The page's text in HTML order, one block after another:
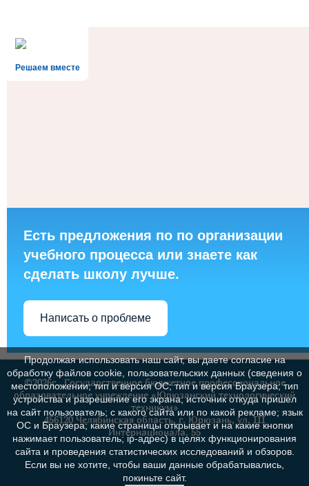
Решаем вместе
Есть предложения по по организации
учебного процесса или знаете как
сделать школу лучше.
Написать о проблеме
©2026г., Государственное бюджетное профессиональное
образовательное учреждение «Юрюзанский технологический
техникум»
456120 Челябинская область, г. Юрюзань, ул. III
Интернационала, 55
Продолжая использовать наш сайт, вы даете согласие на
обработку файлов cookie, пользовательских данных (сведения о
местоположении; тип и версия ОС; тип и версия Браузера; тип
устройства и разрешение его экрана; источник откуда пришел
на сайт пользователь; с какого сайта или по какой рекламе; язык
ОС и Браузера; какие страницы открывает и на какие кнопки
нажимает пользователь; ip-адрес) в целях функционирования
сайта и проведения статистических исследований и обзоров.
Если вы не хотите, чтобы ваши данные обрабатывались,
покиньте сайт.